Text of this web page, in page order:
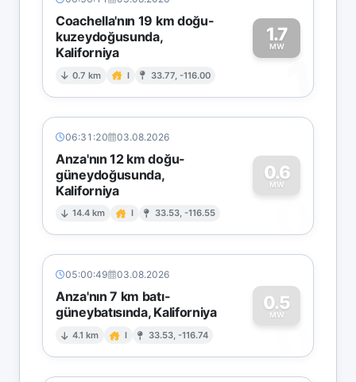
Coachella'nın 19 km doğu-
kuzeydoğusunda,
Kaliforniya
0.7 km I 33.77, -116.00
1.7
MW
1
06:31:20 03.08.2026
Anza'nın 12 km doğu-
güneydoğusunda,
Kaliforniya
14.4 km I 33.53, -116.55
0.6
MW
0
05:00:49 03.08.2026
Anza'nın 7 km batı-
güneybatısında, Kaliforniya
4.1 km I 33.53, -116.74
0.5
MW
0